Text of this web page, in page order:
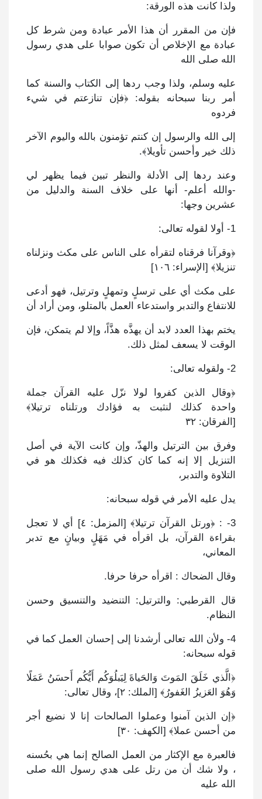
ولذا كانت هذه الورقة:
فإن من المقرر أن هذا الأمر عبادة ومن شرط كل
عبادة مع الإخلاص أن تكون صوابا على هدي رسول
الله صلى الله
عليه وسلم، ولذا وجب ردها إلى الكتاب والسنة كما
أمر ربنا سبحانه بقوله: ﴿فإن تنازعتم في شيء
فردوه
إلى الله والرسول إن كنتم تؤمنون بالله واليوم الآخر
ذلك خير وأحسن تأويلا﴾.
وعند ردها إلى الأدلة والنظر تبين فيما يظهر لي
-والله أعلم- أنها على خلاف السنة والدليل من
عشرين وجها:
1- أولا لقوله تعالى:
﴿وقرآنا فرقناه لتقرأه على الناس على مكث ونزلناه
تنزيلا﴾ [الإسراء: ١٠٦]
على مكث أي على ترسلٍ وتمهلٍ وترتيل، فهو أدعى
للانتفاع والتدبر واستدعاء العمل بالمتلو، ومن أراد أن
يختم بهذا العدد لابد أن يهذَّه هذَّاً، وإلا لم يتمكن، فإن
الوقت لا يسعف لمثل ذلك.
2- ولقوله تعالى:
﴿وقال الذين كفروا لولا نزّل عليه القرآن جملة
واحدة كذلك لنثبت به فؤادك ورتلناه ترتيلا﴾
[الفرقان: ٣٢
وفرق بين الترتيل والهذّ، وإن كانت الآية في أصل
التنزيل إلا إنه كما كان كذلك فيه فكذلك هو في
التلاوة والتدبر،
يدل عليه الأمر في قوله سبحانه:
3- : ﴿ورتل القرآن ترتيلا﴾ [المزمل: ٤] أي لا تعجل
بقراءة القرآن، بل اقرأه في مَهَلٍ وبيانٍ مع تدبر
المعاني،
وقال الضحاك : اقرأه حرفا حرفا.
قال القرطبي: والترتيل: التنضيد والتنسيق وحسن
النظام.
4- ولأن الله تعالى أرشدنا إلى إحسان العمل كما في
قوله سبحانه:
﴿الَّذي خَلَقَ المَوتَ وَالحَياةَ لِيَبلُوَكُم أَيُّكُم أَحسَنُ عَمَلًا
وَهُوَ العَزيزُ الغَفورُ﴾ [الملك: ٢]، وقال تعالى:
﴿إن الذين آمنوا وعملوا الصالحات إنا لا نضيع أجر
من أحسن عملا﴾ [الكهف: ٣٠]
فالعبرة مع الإكثار من العمل الصالح إنما هي بحُسنه
، ولا شك أن من رتل على هدي رسول الله صلى
الله عليه